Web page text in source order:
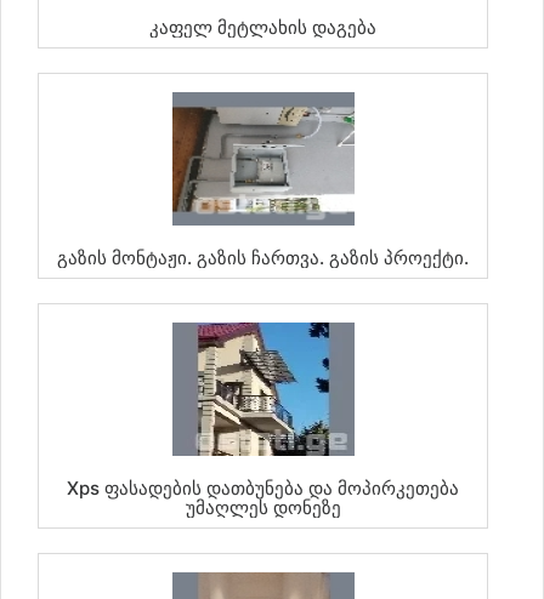
Კაფელ Მეტლახის Დაგება
Გაზის Მონტაჟი. Გაზის Ჩართვა. Გაზის Პროექტი.
Xps Ფასადების Დათბუნება Და Მოპირკეთება
Უმაღლეს Დონეზე